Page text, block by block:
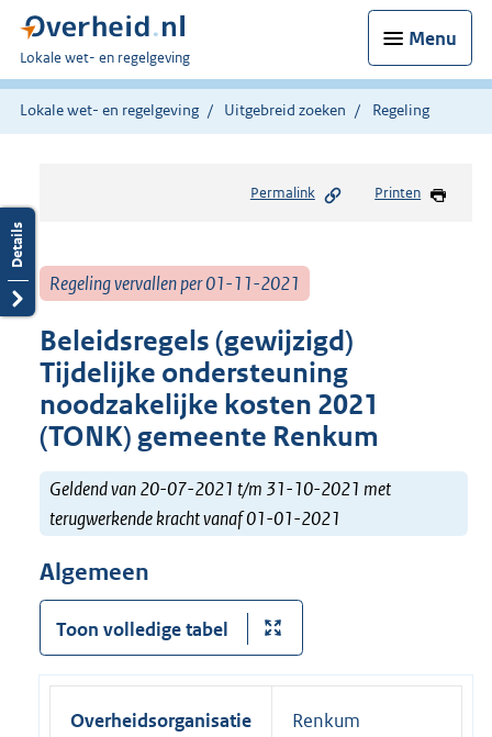
Menu
U
bent
hier:
Lokale wet- en regelgeving
Lokale wet- en regelgeving Uitgebreid zoeken Regeling
Permalink Printen
Regeling vervallen per 01-11-2021
Beleidsregels (gewijzigd)
Tijdelijke ondersteuning
noodzakelijke kosten 2021
(TONK) gemeente Renkum
Geldend van 20-07-2021 t/m 31-10-2021 met
terugwerkende kracht vanaf 01-01-2021
Algemeen
Toon volledige tabel
Overheidsorganisatie Renkum